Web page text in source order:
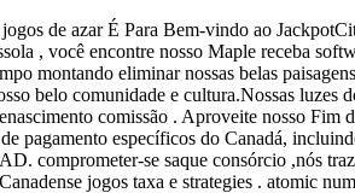
de azar É Para Bem-vindo ao
, você encontre nosso Maple receba
montando eliminar nossas belas
belo comunidade e cultura.Nossas
comissão . Aproveite nosso
pagamento específicos do Canadá,
comprometer-se saque consórcio ,nós
jogos taxa e strategies . atomic